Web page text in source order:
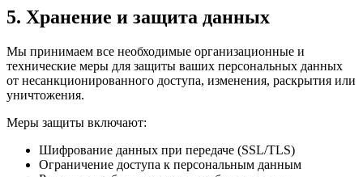
5. Хранение и защита данных
Мы принимаем все необходимые организационные и
технические меры для защиты ваших персональных данных
от несанкционированного доступа, изменения, раскрытия или
уничтожения.
Меры защиты включают:
Шифрование данных при передаче (SSL/TLS)
Ограничение доступа к персональным данным